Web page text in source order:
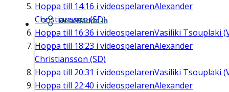
Hoppa till 14:16 i videospelarenAlexander
Christiansson (SD)
Hoppa till 16:36 i videospelarenVasiliki Tsouplaki
Hoppa till 18:23 i videospelarenAlexander
Christiansson (SD)
Hoppa till 20:31 i videospelarenVasiliki Tsouplaki
Hoppa till 22:40 i videospelarenAlexander
Dela/Bädda in